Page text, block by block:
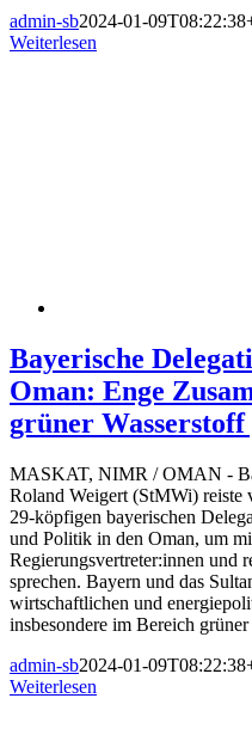
admin-sb2024-01-
Weiterlesen
Bayerische
Oman: Enge
grüner Wasserstoff
MASKAT, NIMR / OMAN -
Roland Weigert (StMWi) reiste
29-köpfigen bayerischen
und Politik in den Oman, um
Regierungsvertreter:innen und
sprechen. Bayern und das
wirtschaftlichen und
insbesondere im Bereich
admin-sb2024-01-
Weiterlesen